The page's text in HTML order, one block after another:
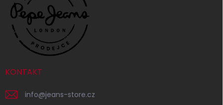
KONTAKT
info@jeans-store.cz